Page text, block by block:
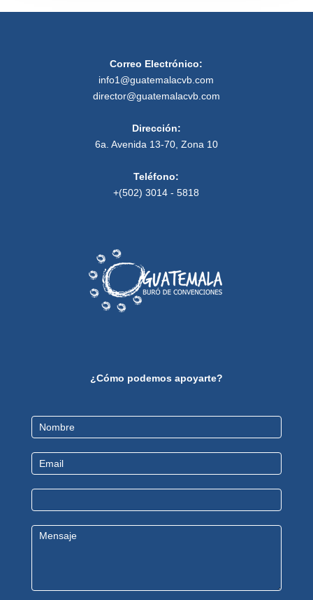
Correo Electrónico:
info1@guatemalacvb.com
director@guatemalacvb.com
Dirección:
6a. Avenida 13-70, Zona 10
Teléfono:
+(502) 3014 - 5818
¿Cómo podemos apoyarte?
Contact
Us